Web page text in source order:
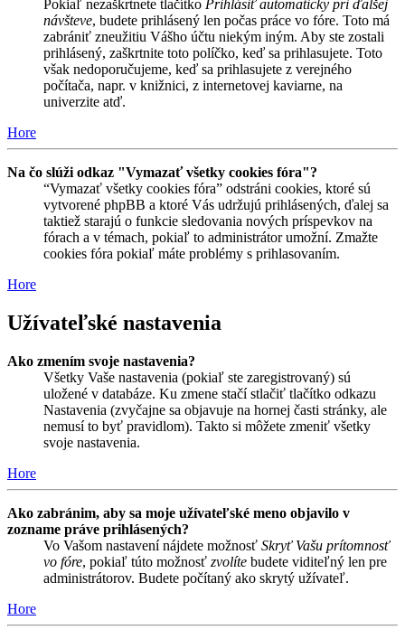
Pokiaľ nezaškrtnete tlačítko Prihlásiť automaticky pri ďalšej
návšteve, budete prihlásený len počas práce vo fóre. Toto má
zabrániť zneužitiu Vášho účtu niekým iným. Aby ste zostali
prihlásený, zaškrtnite toto políčko, keď sa prihlasujete. Toto
však nedoporučujeme, keď sa prihlasujete z verejného
počítača, napr. v knižnici, z internetovej kaviarne, na
univerzite atď.
Hore
Na čo slúži odkaz "Vymazať všetky cookies fóra"?
“Vymazať všetky cookies fóra” odstráni cookies, ktoré sú
vytvorené phpBB a ktoré Vás udržujú prihlásených, ďalej sa
taktiež starajú o funkcie sledovania nových príspevkov na
fórach a v témach, pokiaľ to administrátor umožní. Zmažte
cookies fóra pokiaľ máte problémy s prihlasovaním.
Hore
Užívateľské nastavenia
Ako zmením svoje nastavenia?
Všetky Vaše nastavenia (pokiaľ ste zaregistrovaný) sú
uložené v databáze. Ku zmene stačí stlačiť tlačítko odkazu
Nastavenia (zvyčajne sa objavuje na hornej časti stránky, ale
nemusí to byť pravidlom). Takto si môžete zmeniť všetky
svoje nastavenia.
Hore
Ako zabránim, aby sa moje užívateľské meno objavilo v
zozname práve prihlásených?
Vo Vašom nastavení nájdete možnosť Skryť Vašu prítomnosť
vo fóre, pokiaľ túto možnosť zvolíte budete viditeľný len pre
administrátorov. Budete počítaný ako skrytý užívateľ.
Hore